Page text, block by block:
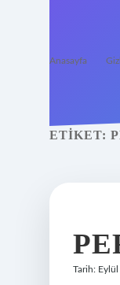
Anasayfa
ETIKET:
Tarih: